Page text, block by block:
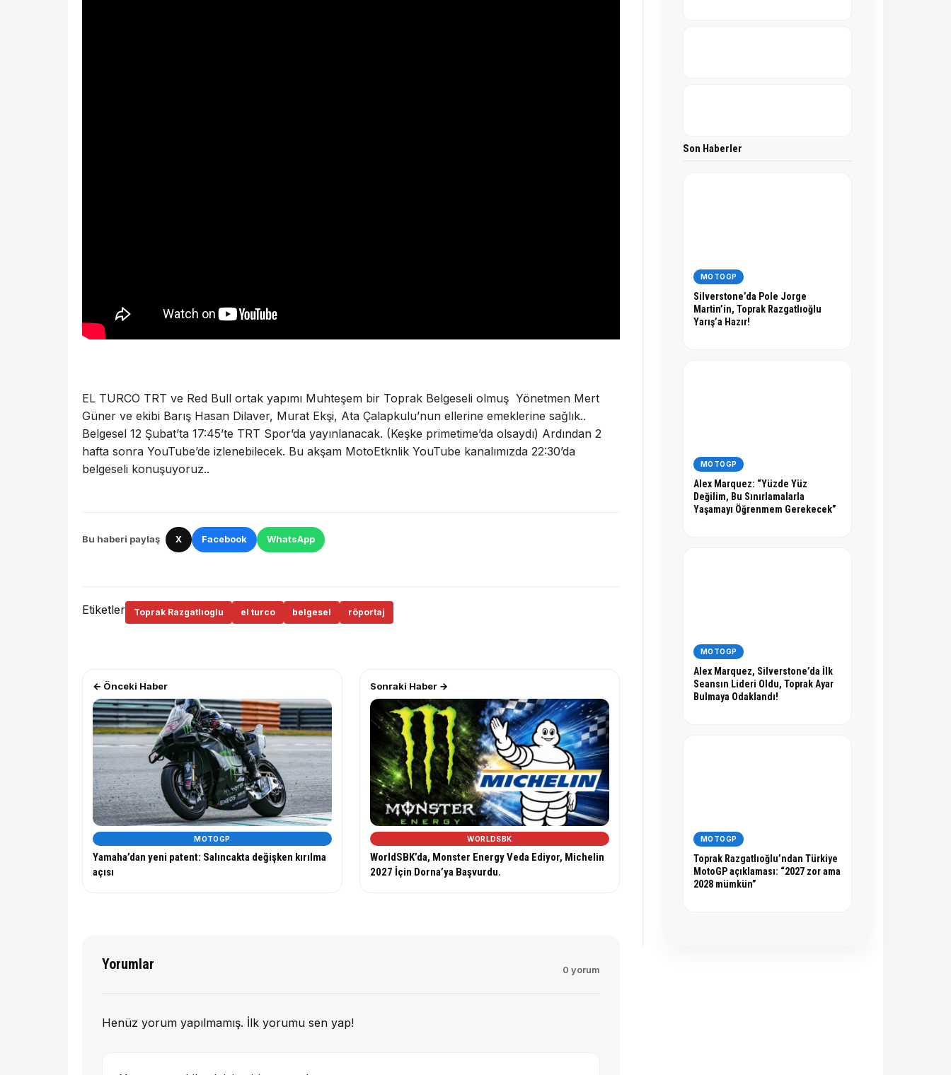
EL TURCO TRT ve Red Bull ortak yapımı Muhteşem bir Toprak Belgeseli olmuş Yönetmen Mert
Güner ve ekibi Barış Hasan Dilaver, Murat Ekşi, Ata Çalapkulu’nun ellerine emeklerine sağlık..
Belgesel 12 Şubat’ta 17:45’te TRT Spor’da yayınlanacak. (Keşke primetime’da olsaydı) Ardından 2
hafta sonra YouTube’de izlenebilecek. Bu akşam MotoEtknlik YouTube kanalımızda 22:30’da
belgeseli konuşuyoruz..
Bu haberi paylaş X Facebook WhatsApp
Etiketler Toprak Razgatlıoglu el turco belgesel röportaj
← Önceki Haber
MOTOGP
Yamaha’dan yeni patent: Salıncakta değişken kırılma
açısı
Sonraki Haber →
WORLDSBK
WorldSBK’da, Monster Energy Veda Ediyor, Michelin
2027 İçin Dorna’ya Başvurdu.
Yorumlar 0 yorum
Henüz yorum yapılmamış. İlk yorumu sen yap!
Son Haberler
MOTOGP
Silverstone’da Pole Jorge
Martin’in, Toprak Razgatlıoğlu
Yarış’a Hazır!
MOTOGP
Alex Marquez: “Yüzde Yüz
Değilim, Bu Sınırlamalarla
Yaşamayı Öğrenmem Gerekecek”
MOTOGP
Alex Marquez, Silverstone’da İlk
Seansın Lideri Oldu, Toprak Ayar
Bulmaya Odaklandı!
MOTOGP
Toprak Razgatlıoğlu’ndan Türkiye
MotoGP açıklaması: “2027 zor ama
2028 mümkün”